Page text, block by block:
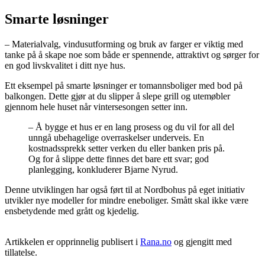
Smarte løsninger
– Materialvalg, vindusutforming og bruk av farger er viktig med
tanke på å skape noe som både er spennende, attraktivt og sørger for
en god livskvalitet i ditt nye hus.
Ett eksempel på smarte løsninger er tomannsboliger med bod på
balkongen. Dette gjør at du slipper å slepe grill og utemøbler
gjennom hele huset når vintersesongen setter inn.
– Å bygge et hus er en lang prosess og du vil for all del
unngå ubehagelige overraskelser underveis. En
kostnadssprekk setter verken du eller banken pris på.
Og for å slippe dette finnes det bare ett svar; god
planlegging, konkluderer Bjarne Nyrud.
Denne utviklingen har også ført til at Nordbohus på eget initiativ
utvikler nye modeller for mindre eneboliger. Smått skal ikke være
ensbetydende med grått og kjedelig.
Artikkelen er opprinnelig publisert i Rana.no og gjengitt med
tillatelse.